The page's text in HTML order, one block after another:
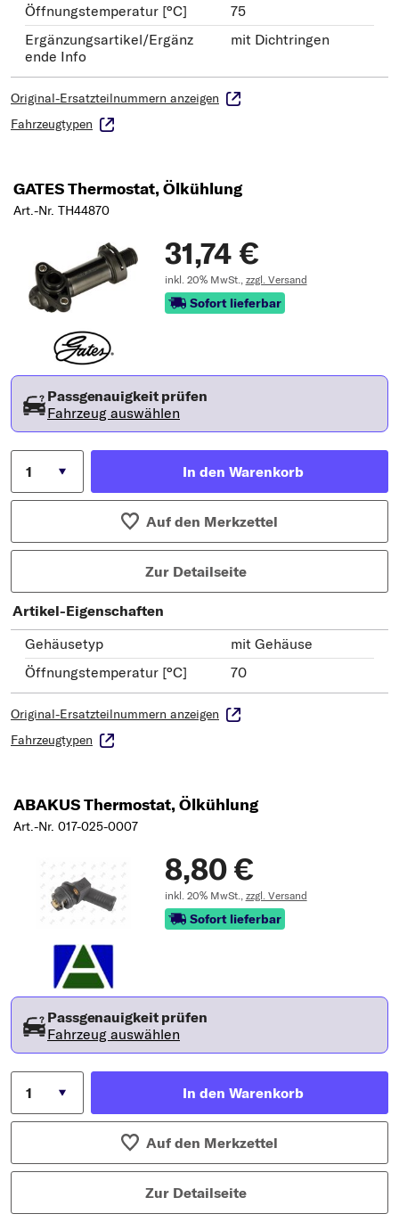
Öffnungstemperatur [°C]
75
Ergänzungsartikel/Ergänz
ende Info
mit Dichtringen
Original-Ersatzteilnummern anzeigen
Fahrzeugtypen
GATES Thermostat, Ölkühlung
Art.-Nr. TH44870
31,74 €
inkl. 20% MwSt., zzgl. Versand
Sofort lieferbar
Passgenauigkeit prüfen
Fahrzeug auswählen
In den Warenkorb
Auf den Merkzettel
Zur Detailseite
Artikel-Eigenschaften
Gehäusetyp
mit Gehäuse
Öffnungstemperatur [°C]
70
Original-Ersatzteilnummern anzeigen
Fahrzeugtypen
ABAKUS Thermostat, Ölkühlung
Art.-Nr. 017-025-0007
8,80 €
inkl. 20% MwSt., zzgl. Versand
Sofort lieferbar
Passgenauigkeit prüfen
Fahrzeug auswählen
In den Warenkorb
Auf den Merkzettel
Zur Detailseite